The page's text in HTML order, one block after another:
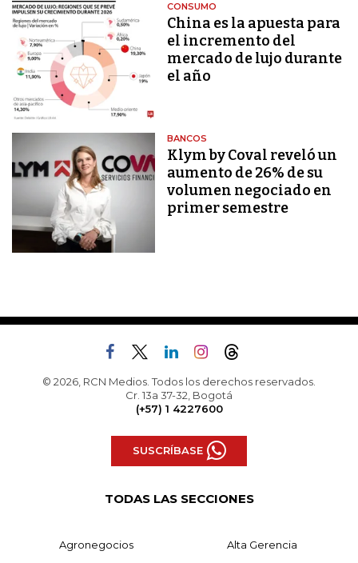
CONSUMO
China es la apuesta para
el incremento del
mercado de lujo durante
el año
BANCOS
Klym by Coval reveló un
aumento de 26% de su
volumen negociado en
primer semestre
© 2026, RCN Medios. Todos los derechos reservados.
Cr. 13a 37-32, Bogotá
(+57) 1 4227600
SUSCRÍBASE
TODAS LAS SECCIONES
Agronegocios Alta Gerencia